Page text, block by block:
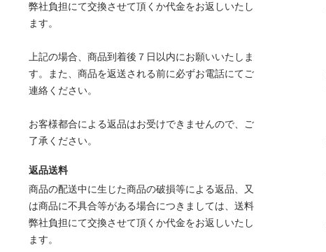
弊社負担にて交換させて頂くか代金をお返しいたし
ます。
上記の場合、商品到着後７日以内にお願いいたしま
す。また、商品を返送される前に必ずお電話にてご
連絡ください。
お客様都合による返品はお受けできませんので、ご
了承ください。
返品送料
商品の配送中に生じた商品の破損等による返品、又
は商品に不具合等がある場合につきましては、送料
弊社負担にて交換させて頂くか代金をお返しいたし
ます。